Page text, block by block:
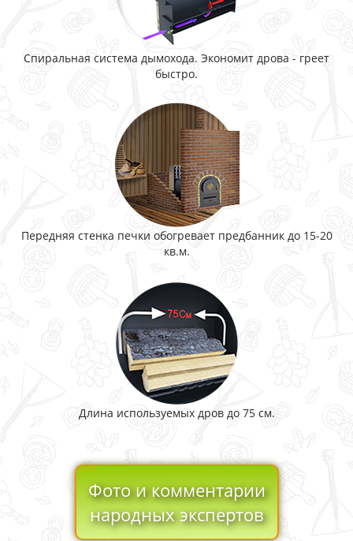
Спиральная система дымохода. Экономит дрова - греет
быстро.
Передняя стенка печки обогревает предбанник до 15-20
кв.м.
Длина используемых дров до 75 см.
Фото и комментарии
народных экспертов